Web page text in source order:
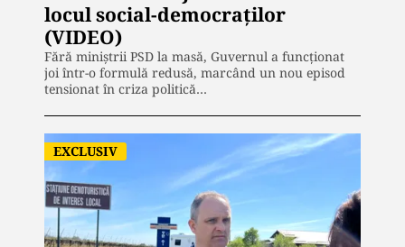
locul social-democraţilor
(VIDEO)
Fără miniștrii PSD la masă, Guvernul a funcționat
joi într-o formulă redusă, marcând un nou episod
tensionat în criza politică…
EXCLUSIV